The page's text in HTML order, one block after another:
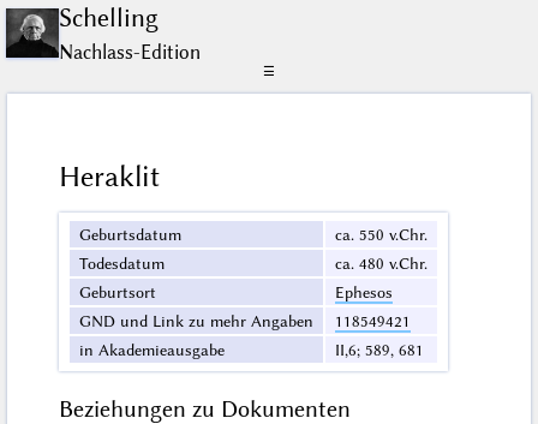
Schelling
Nachlass-Edition
☰
Heraklit
Geburtsdatum
ca. 550 v.Chr.
Todesdatum
ca. 480 v.Chr.
Geburtsort
Ephesos
GND und Link zu mehr Angaben
118549421
in Akademieausgabe
II,6; 589, 681
Beziehungen zu Dokumenten